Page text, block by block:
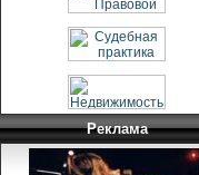
Реклама